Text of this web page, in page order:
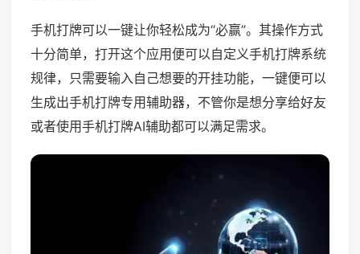
手机打牌可以一键让你轻松成为“必赢”。其操作方式
十分简单，打开这个应用便可以自定义手机打牌系统
规律，只需要输入自己想要的开挂功能，一键便可以
生成出手机打牌专用辅助器，不管你是想分享给好友
或者使用手机打牌AI辅助都可以满足需求。